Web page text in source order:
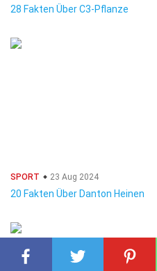
28 Fakten Über C3-Pflanze
SPORT 23 Aug 2024
20 Fakten Über Danton Heinen